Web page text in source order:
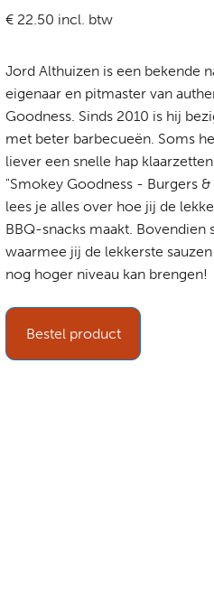
€ 22.50 incl. btw
Jord Althuizen is een bekende
eigenaar en pitmaster van
Goodness. Sinds 2010 is hij
met beter barbecueën. Soms
liever een snelle hap
"Smokey Goodness - Burgers
lees je alles over hoe jij de
BBQ-snacks maakt. Bovendien
waarmee jij de lekkerste
nog hoger niveau kan brengen!
Bestel product